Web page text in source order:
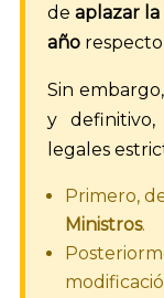
de aplazar
añorespecto
Sin
y
legales
Primero,
Ministros.